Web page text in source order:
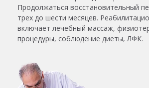
Продолжаться восстановительный
трех до шести месяцев.
включает лечебный массаж,
процедуры, соблюдение диеты, ЛФК.